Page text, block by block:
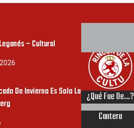
– Cultural
De Invierno Es Solo La ¿Qué Fue De...?
Cantera